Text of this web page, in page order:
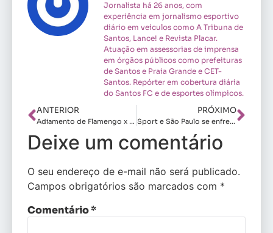
Jornalista há 26 anos, com
experiência em jornalismo esportivo
diário em veículos como A Tribuna de
Santos, Lance! e Revista Placar.
Atuação em assessorias de imprensa
em órgãos públicos como prefeituras
de Santos e Praia Grande e CET-
Santos. Repórter em cobertura diária
do Santos FC e de esportes olímpicos.
ANTERIOR
Adiamento de Flamengo x Vasco embaralha calendário da Copa Rio
PRÓXIMO
Sport e São Paulo se enfrentam na abertura da Supercopa Feminina 2025
Deixe um comentário
O seu endereço de e-mail não será publicado.
Campos obrigatórios são marcados com *
Comentário*